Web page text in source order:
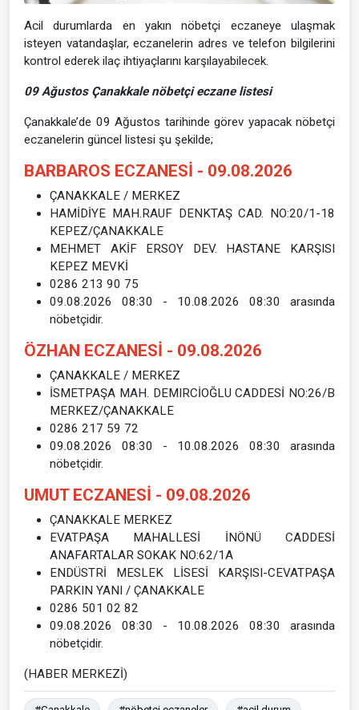
Acil durumlarda en yakın nöbetçi eczaneye ulaşmak
isteyen vatandaşlar, eczanelerin adres ve telefon bilgilerini
kontrol ederek ilaç ihtiyaçlarını karşılayabilecek.
09 Ağustos Çanakkale nöbetçi eczane listesi
Çanakkale’de 09 Ağustos tarihinde görev yapacak nöbetçi
eczanelerin güncel listesi şu şekilde;
BARBAROS ECZANESİ - 09.08.2026
ÇANAKKALE / MERKEZ
HAMİDİYE MAH.RAUF DENKTAŞ CAD. NO:20/1-18
KEPEZ/ÇANAKKALE
MEHMET AKİF ERSOY DEV. HASTANE KARŞISI
KEPEZ MEVKİ
0286 213 90 75
09.08.2026 08:30 - 10.08.2026 08:30 arasında
nöbetçidir.
ÖZHAN ECZANESİ - 09.08.2026
ÇANAKKALE / MERKEZ
İSMETPAŞA MAH. DEMIRCİOĞLU CADDESİ NO:26/B
MERKEZ/ÇANAKKALE
0286 217 59 72
09.08.2026 08:30 - 10.08.2026 08:30 arasında
nöbetçidir.
UMUT ECZANESİ - 09.08.2026
ÇANAKKALE MERKEZ
EVATPAŞA MAHALLESİ İNÖNÜ CADDESİ
ANAFARTALAR SOKAK NO:62/1A
ENDÜSTRİ MESLEK LİSESİ KARŞISI-CEVATPAŞA
PARKIN YANI / ÇANAKKALE
0286 501 02 82
09.08.2026 08:30 - 10.08.2026 08:30 arasında
nöbetçidir.
(HABER MERKEZİ)